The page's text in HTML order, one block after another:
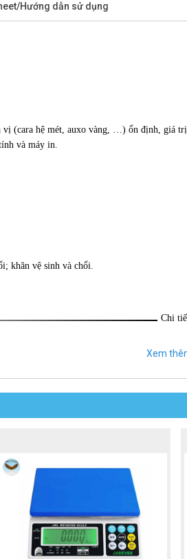
Hướng dẫn sử dụng
vị (cara hệ mét, auxo vàng, …) ổn định, giá
và máy in.
khăn vệ sinh và chổi.
Chi
Xem